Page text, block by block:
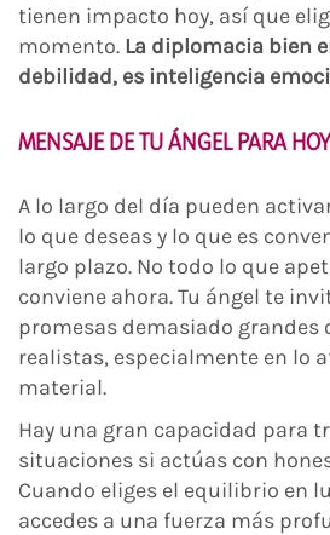
tienen impacto hoy, así que
momento. La diplomacia bien
debilidad, es inteligencia
MENSAJE DE TU ÁNGEL PARA HOY
A lo largo del día pueden
lo que deseas y lo que es
largo plazo. No todo lo que
conviene ahora. Tu ángel te
promesas demasiado grandes
realistas, especialmente en lo
material.
Hay una gran capacidad para
situaciones si actúas con
Cuando eliges el equilibrio en
accedes a una fuerza más